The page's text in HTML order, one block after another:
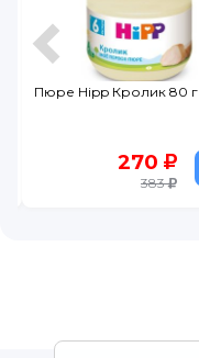
Пюре Hipp Кролик 80 г
270
383